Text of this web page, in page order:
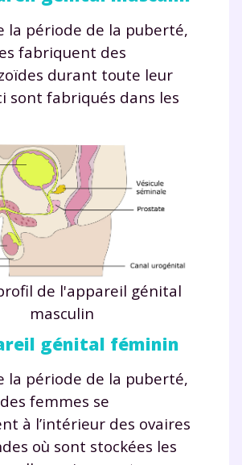
la période de la puberté,
fabriquent des
durant toute leur
sont fabriqués dans les
de l'appareil génital
masculin
génital féminin
la période de la puberté,
femmes se
à l’intérieur des ovaires
où sont stockées les